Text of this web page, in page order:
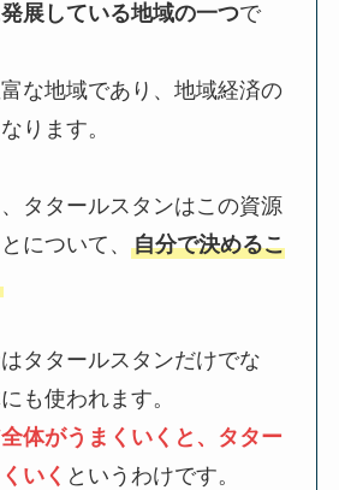
展している地域の一つで
な地域であり、地域経済の
ります。
タタールスタンはこの資源
について、自分で決めるこ
タタールスタンだけでな
も使われます。
体がうまくいくと、タター
いく というわけです。